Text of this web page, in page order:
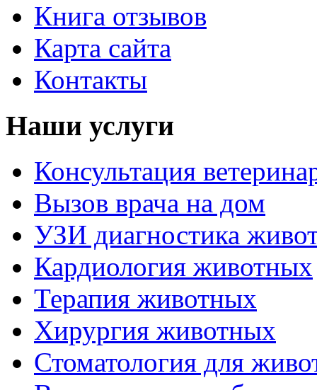
Книга отзывов
Карта сайта
Контакты
Наши услуги
Консультация
Вызов врача на дом
УЗИ диагностика
Кардиология животных
Терапия животных
Хирургия животных
Стоматология для